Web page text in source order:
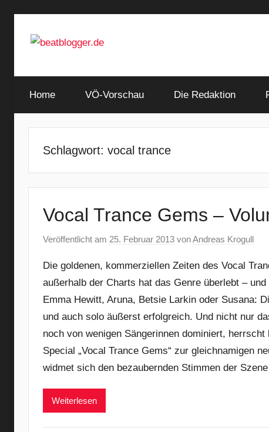
Inhalt
beatblogger.de
and
the
Home VÖ-Vorschau Die Redaktion
Schlagwort: vocal trance
Vocal Trance Gems –
Veröffentlicht am 25. Februar 2013 vonAndreas Krogull
Die goldenen, kommerziellen Zeiten des Vocal
außerhalb der Charts hat das Genre überlebt –
Emma Hewitt, Aruna, Betsie Larkin oder Susana:
und auch solo äußerst erfolgreich. Und nicht nur
noch von wenigen Sängerinnen dominiert,
Special „Vocal Trance Gems“ zur gleichnamigen
widmet sich den bezaubernden Stimmen der
Weiterlesen